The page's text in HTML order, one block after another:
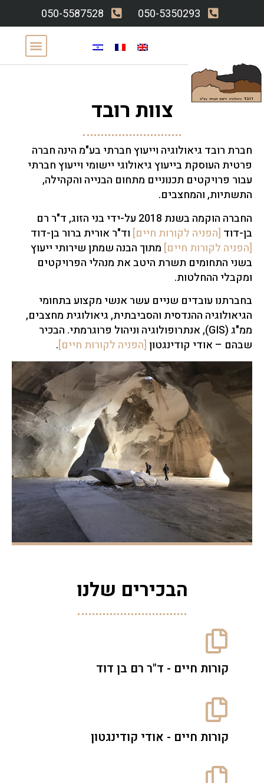
050-5350293
050-5587528
צוות רובד
חברת רובד גיאולוגיה וייעוץ חברתי בע"מ הינה חברה
פרטית העוסקת בייעוץ גיאולוגי יישומי וייעוץ חברתי
עבור פרויקטים תכנוניים מתחום הבנייה והקהילה,
התשתיות, והמחצבים. ​
החברה הוקמה בשנת 2018 על-ידי בני הזוג, ד"ר רם
בן-דוד [הפניה לקורות חיים] וד"ר אורית ברור בן-דוד
[הפניה לקורות חיים] מתוך הבנה שמתן שירותי ייעוץ
בשני התחומים תשרת היטב את מנהלי הפרויקטים
ומקבלי ההחלטות.​
בחברתנו עובדים שניים עשר אנשי מקצוע בתחומי
הגיאולוגיה ההנדסית והסביבתית, גיאולוגית מחצבים,
ממ"ג (GIS), אנתרופולוגיה וניהול פרוגרמתי. הבכיר
שבהם – אודי קודינגטון [הפניה לקורות חיים]​.
הבכירים שלנו
קורות חיים - ד"ר רם בן דוד
קורות חיים - אודי קודינגטון